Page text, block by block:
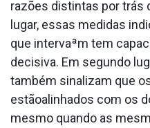
razões distintas por trás
lugar, essas medidas
que intervaªm tem
decisiva. Em segundo
também sinalizam que
estãoalinhados com os
mesmo quando as